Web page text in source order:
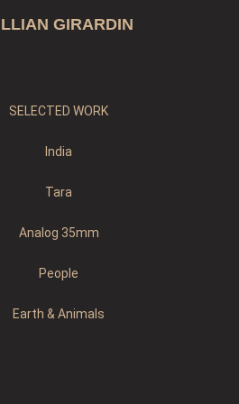
GIRARDIN
SELECTED WORK
India
Tara
Analog 35mm
People
Earth & Animals